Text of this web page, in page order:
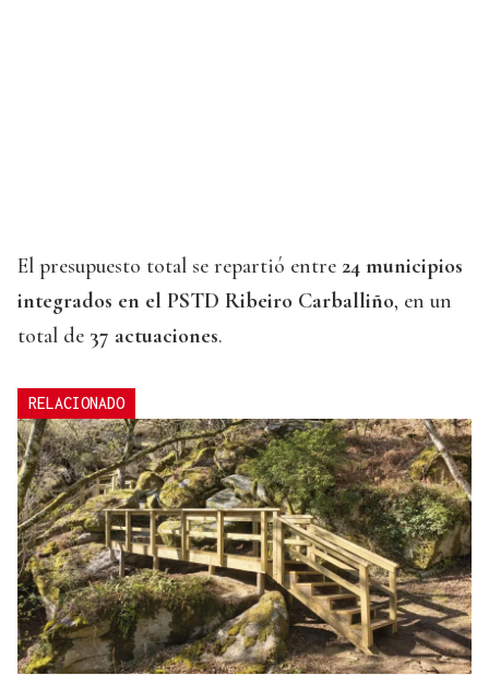
El presupuesto total se repartió entre 24 municipios
integrados en el PSTD Ribeiro Carballiño, en un
total de 37 actuaciones.
RELACIONADO